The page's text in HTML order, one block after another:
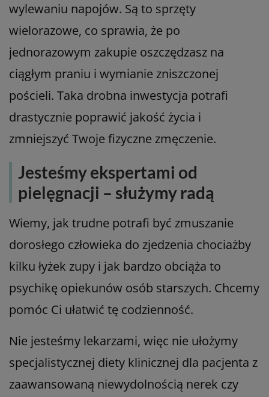
wylewaniu napojów. Są to sprzęty
wielorazowe, co sprawia, że po
jednorazowym zakupie oszczędzasz na
ciągłym praniu i wymianie zniszczonej
pościeli. Taka drobna inwestycja potrafi
drastycznie poprawić jakość życia i
zmniejszyć Twoje fizyczne zmęczenie.
Jesteśmy ekspertami od
pielęgnacji – służymy radą
Wiemy, jak trudne potrafi być zmuszanie
dorosłego człowieka do zjedzenia chociażby
kilku łyżek zupy i jak bardzo obciąża to
psychikę opiekunów osób starszych. Chcemy
pomóc Ci ułatwić tę codzienność.
Nie jesteśmy lekarzami, więc nie ułożymy
specjalistycznej diety klinicznej dla pacjenta z
zaawansowaną niewydolnością nerek czy